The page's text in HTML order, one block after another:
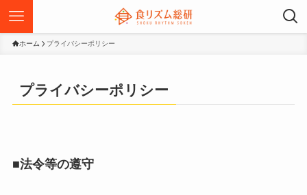
ホーム プライバシーポリシー
プライバシーポリシー
■法令等の遵守